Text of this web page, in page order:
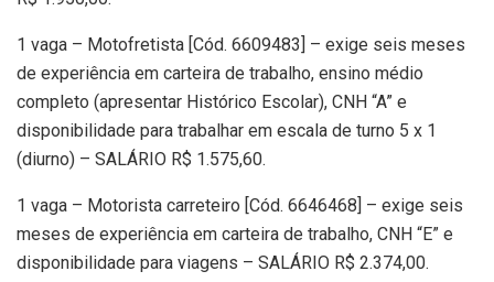
1 vaga – Motofretista [Cód. 6609483] – exige seis meses
de experiência em carteira de trabalho, ensino médio
completo (apresentar Histórico Escolar), CNH “A” e
disponibilidade para trabalhar em escala de turno 5 x 1
(diurno) – SALÁRIO R$ 1.575,60.
1 vaga – Motorista carreteiro [Cód. 6646468] – exige seis
meses de experiência em carteira de trabalho, CNH “E” e
disponibilidade para viagens – SALÁRIO R$ 2.374,00.